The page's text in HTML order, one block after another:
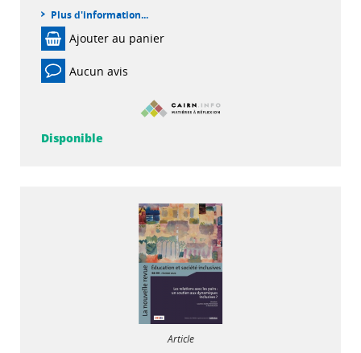
Plus d'information...
Ajouter au panier
Aucun avis
Disponible
Article